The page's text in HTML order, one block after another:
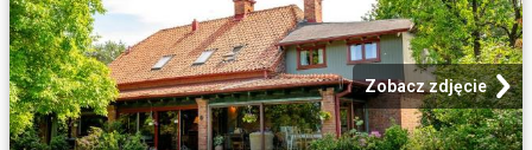
Zobacz zdjęcie